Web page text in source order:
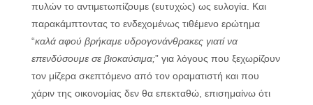
πυλών το αντιμετωπίζουμε (ευτυχώς) ως ευλογία. Και
παρακάμπτοντας το ενδεχομένως τιθέμενο ερώτημα
“καλά αφού βρήκαμε υδρογονάνθρακες γιατί να
επενδύσουμε σε βιοκαύσιμα;” για λόγους που ξεχωρίζουν
τον μίζερα σκεπτόμενο από τον οραματιστή και που
χάριν της οικονομίας δεν θα επεκταθώ, επισημαίνω ότι